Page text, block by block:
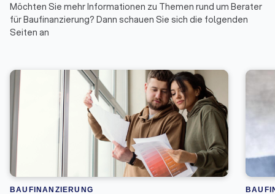
Möchten Sie mehr Informationen zu Themen rund um Berater
für Baufinanzierung? Dann schauen Sie sich die folgenden
Seiten an
BAUFINANZIERUNG